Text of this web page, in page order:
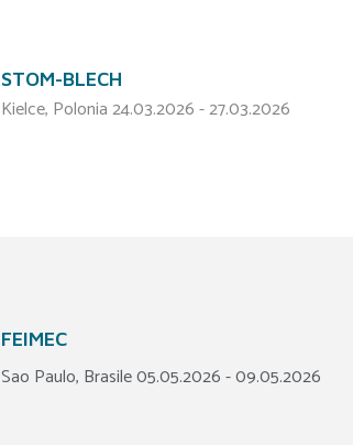
STOM-BLECH
Kielce, Polonia 24.03.2026 - 27.03.2026
FEIMEC
Sao Paulo, Brasile 05.05.2026 - 09.05.2026